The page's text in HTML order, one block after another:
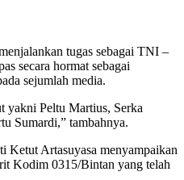
tugas sebagai TNI –
secara hormat sebagai
sejumlah media.
yakni Peltu Martius, Serka
Sumardi,” tambahnya.
Ketut Artasuyasa menyampaikan
Kodim 0315/Bintan yang telah